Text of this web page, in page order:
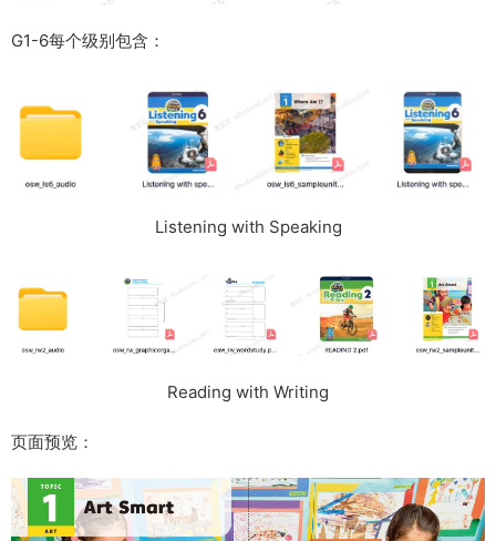
G1-6每个级别包含：
Listening with Speaking
Reading with Writing
页面预览：